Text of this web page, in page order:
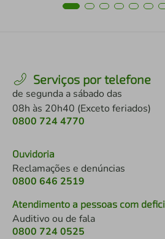
Serviços por telefone
de segunda a sábado das
08h às 20h40 (Exceto feriados)
0800 724 4770
Ouvidoria
Reclamações e denúncias
0800 646 2519
Atendimento a pessoas com
Auditivo ou de fala
0800 724 0525